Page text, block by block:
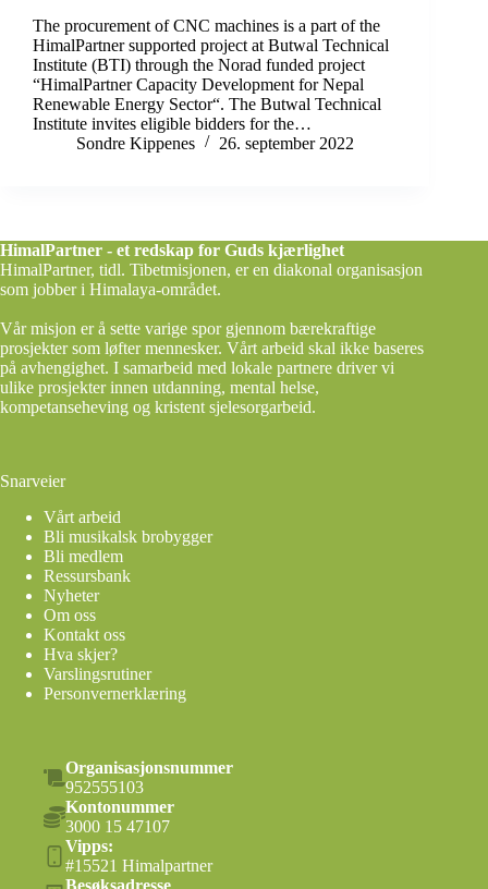
The procurement of CNC machines is a part of the
HimalPartner supported project at Butwal Technical
Institute (BTI) through the Norad funded project
“HimalPartner Capacity Development for Nepal
Renewable Energy Sector“. The Butwal Technical
Institute invites eligible bidders for the…
Sondre Kippenes
26. september 2022
HimalPartner - et redskap for Guds kjærlighet
HimalPartner, tidl. Tibetmisjonen, er en diakonal organisasjon
som jobber i Himalaya-området.
Vår misjon er å sette varige spor gjennom bærekraftige
prosjekter som løfter mennesker. Vårt arbeid skal ikke baseres
på avhengighet. I samarbeid med lokale partnere driver vi
ulike prosjekter innen utdanning, mental helse,
kompetanseheving og kristent sjelesorgarbeid.
Snarveier
Vårt arbeid
Bli musikalsk brobygger
Bli medlem
Ressursbank
Nyheter
Om oss
Kontakt oss
Hva skjer?
Varslingsrutiner
Personvernerklæring
Organisasjonsnummer
952555103
Kontonummer
3000 15 47107
Vipps:
#15521 Himalpartner
Besøksadresse